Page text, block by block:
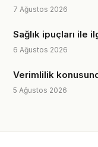
7 Ağustos 2026
Sağlık ipuçları ile
6 Ağustos 2026
Verimlilik
5 Ağustos 2026